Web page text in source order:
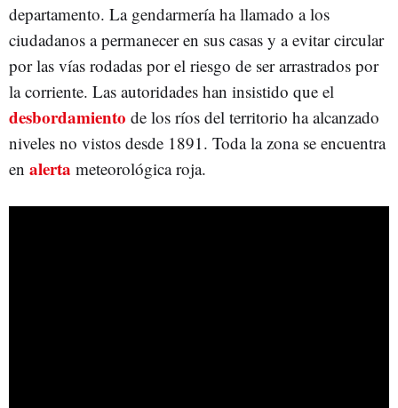
departamento. La gendarmería ha llamado a los
ciudadanos a permanecer en sus casas y a evitar circular
por las vías rodadas por el riesgo de ser arrastrados por
la corriente. Las autoridades han insistido que el
desbordamiento de los ríos del territorio ha alcanzado
niveles no vistos desde 1891. Toda la zona se encuentra
en alerta meteorológica roja.